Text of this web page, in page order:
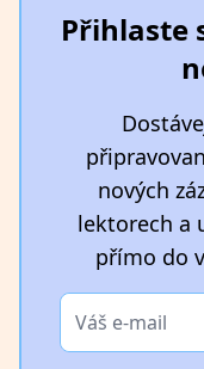
Přihlaste
nových
lektorech a
přímo do